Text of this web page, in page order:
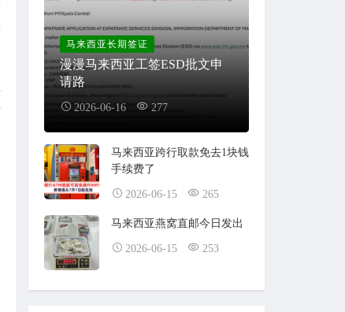
马来西亚长期签证
漫漫马来西亚工签ESD批文申
请路
2026-06-16 277
马来西亚跨行取款免去1块钱
手续费了
2026-06-15 265
马来西亚燕窝直邮今日发出
2026-06-15 253